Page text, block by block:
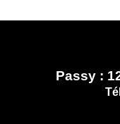
Passy :